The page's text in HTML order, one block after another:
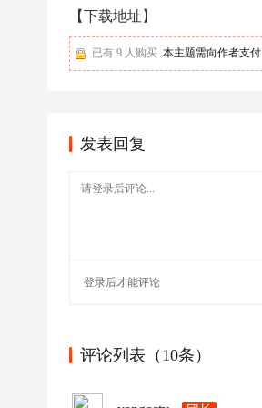
【下载地址】
已有 9 人购买 本主题需向作者支付
发表回复
登录后才能评论
评论列表（10条）